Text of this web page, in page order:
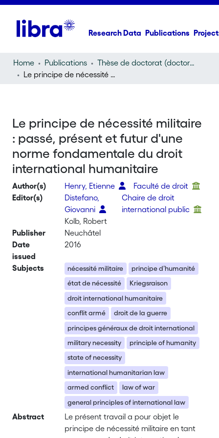
Research Data Publications
Home Publications
Thèse de doctorat (doctoral thesis)
Le principe de nécessité militaire : passé, présent et futur d'une norme fondamentale du droit international humanitaire
Le principe de nécessité militaire
: passé, présent et futur d'une
norme fondamentale du droit
international humanitaire
Author(s) Henry, Etienne
Faculté de droit
Editor(s)
Distefano,
Giovanni
Chaire de droit
international public
Kolb, Robert
Publisher
Neuchâtel
Date
issued
2016
Subjects nécessité militaire
principe d’humanité
état de nécessité
Kriegsraison
droit international humanitaire
conflit armé
droit de la guerre
principes généraux de droit international
military necessity
principle of humanity
state of necessity
international humanitarian law
armed conflict
law of war
general principles of international law
Abstract
Le présent travail a pour objet le
principe de nécessité militaire en tant